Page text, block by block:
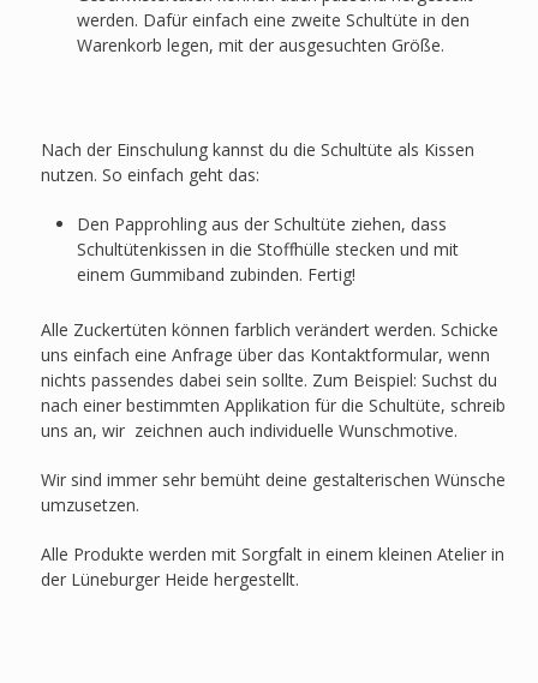
werden. Dafür einfach eine zweite Schultüte in den
Warenkorb legen, mit der ausgesuchten Größe.
Nach der Einschulung kannst du die Schultüte als Kissen
nutzen. So einfach geht das:
Den Papprohling aus der Schultüte ziehen, dass
Schultütenkissen in die Stoffhülle stecken und mit
einem Gummiband zubinden. Fertig!
Alle Zuckertüten können farblich verändert werden. Schicke
uns einfach eine Anfrage über das Kontaktformular, wenn
nichts passendes dabei sein sollte. Zum Beispiel: Suchst du
nach einer bestimmten Applikation für die Schultüte, schreib
uns an, wir zeichnen auch individuelle Wunschmotive.
Wir sind immer sehr bemüht deine gestalterischen Wünsche
umzusetzen.
Alle Produkte werden mit Sorgfalt in einem kleinen Atelier in
der Lüneburger Heide hergestellt.